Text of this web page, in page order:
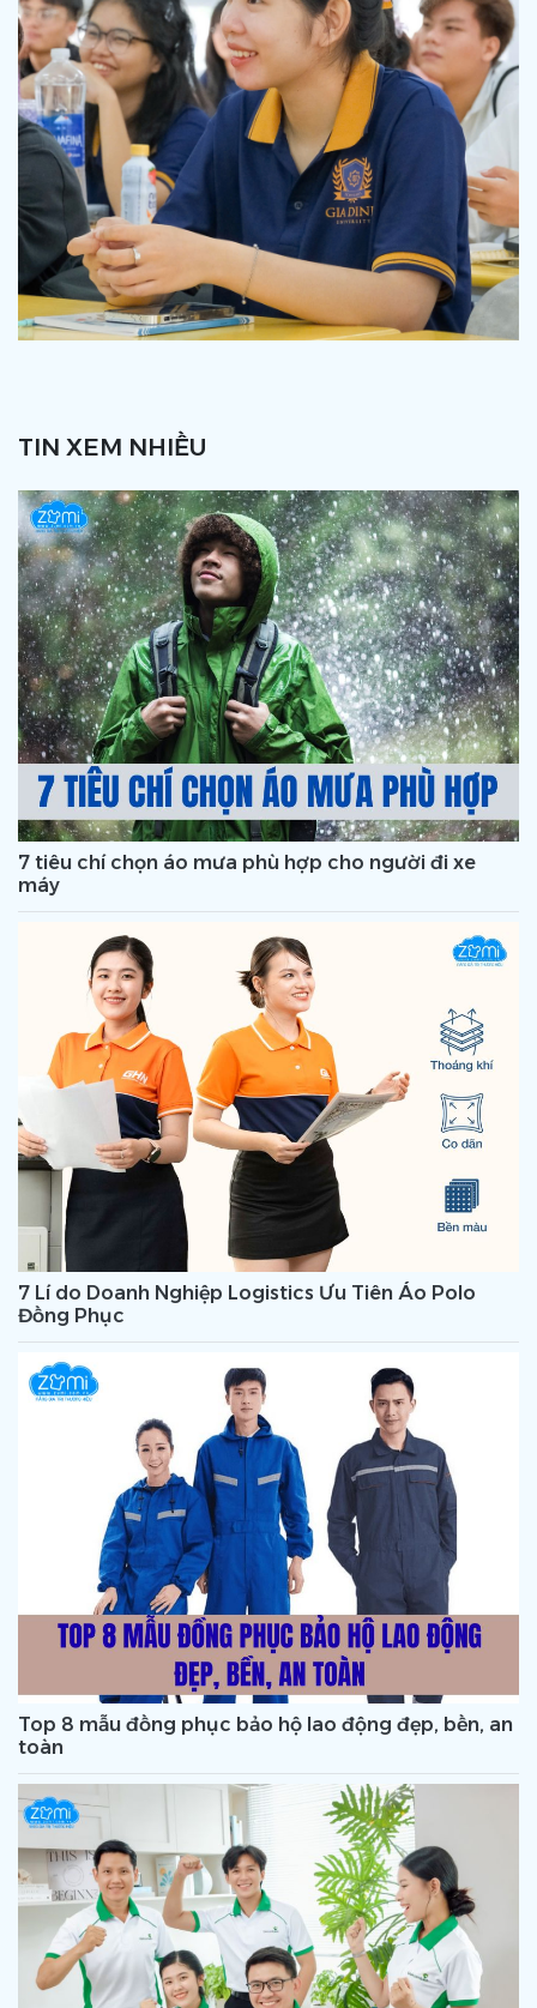
TIN XEM NHIỀU
7 tiêu chí chọn áo mưa phù hợp cho người đi xe
máy
7 Lí do Doanh Nghiệp Logistics Ưu Tiên Áo Polo
Đồng Phục
Top 8 mẫu đồng phục bảo hộ lao động đẹp, bền, an
toàn